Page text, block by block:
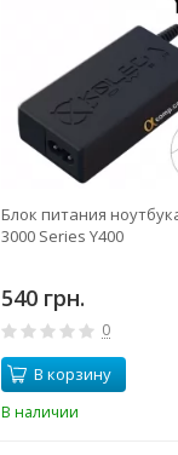
Блок питания
3000 Series Y400
540 грн.
0
В корзину
В наличии